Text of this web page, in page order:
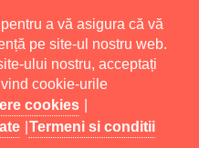
a vă asigura că vă
pe site-ul nostru web.
ului nostru, acceptați
cookie-urile
cookies
Termeni si conditii